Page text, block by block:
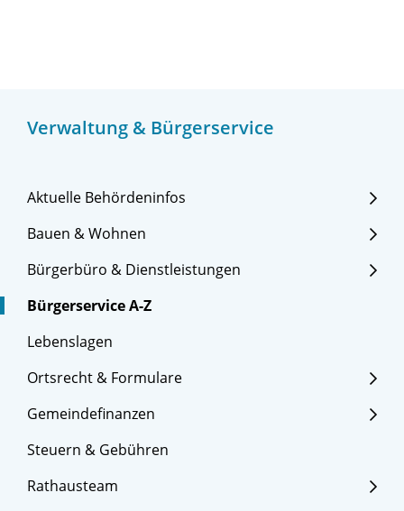
Verwaltung & Bürgerservice
Aktuelle Behördeninfos
Bauen & Wohnen
Bürgerbüro & Dienstleistungen
Bürgerservice A-Z
Lebenslagen
Ortsrecht & Formulare
Gemeindefinanzen
Steuern & Gebühren
Rathausteam